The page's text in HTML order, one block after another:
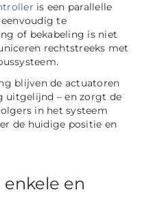
is een parallelle
te
of bekabeling is niet
rechtstreeks met
blijven de actuatoren
uitgelijnd – en zorgt de
in het systeem
de huidige positie en
en